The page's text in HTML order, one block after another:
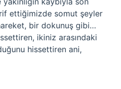
ettiğimizde somut şeyler
bir dokunuş gibi…
ikiniz arasındaki
hissettiren ani,